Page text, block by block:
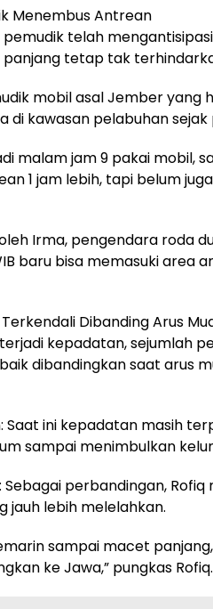
Menembus Antrean
pemudik telah
tetap tak
mobil asal Jember yang
di kawasan pelabuhan sejak
malam jam 9 pakai mobil,
1 jam lebih, tapi belum
Irma, pengendara roda
baru bisa memasuki area
Terkendali Dibanding Arus
kepadatan, sejumlah
dibandingkan saat arus
Saat ini kepadatan masih
sampai menimbulkan
Sebagai perbandingan,
jauh lebih melelahkan.
sampai macet
ke Jawa,” pungkas Rofiq.